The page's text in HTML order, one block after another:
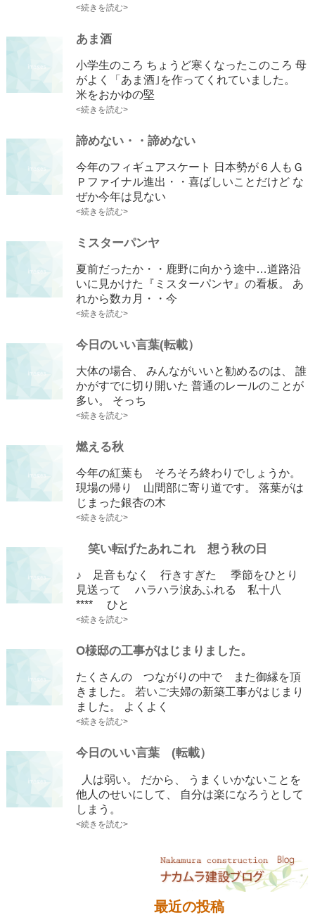
<続きを読む>
あま酒
小学生のころ ちょうど寒くなったこのころ 母
がよく「あま酒｣を作ってくれていました。
米をおかゆの堅
<続きを読む>
諦めない・・諦めない
今年のフィギュアスケート 日本勢が６人もＧ
Ｐファイナル進出・・喜ばしいことだけど な
ぜか今年は見ない
<続きを読む>
ミスターパンヤ
夏前だったか・・鹿野に向かう途中…道路沿
いに見かけた『ミスターパンヤ』の看板。 あ
れから数カ月・・今
<続きを読む>
今日のいい言葉(転載）
大体の場合、 みんながいいと勧めるのは、 誰
かがすでに切り開いた 普通のレールのことが
多い。 そっち
<続きを読む>
燃える秋
今年の紅葉も そろそろ終わりでしょうか。
現場の帰り 山間部に寄り道です。 落葉がは
じまった銀杏の木
<続きを読む>
笑い転げたあれこれ 想う秋の日
♪ 足音もなく 行きすぎた 季節をひとり
見送って ハラハラ涙あふれる 私十八
**** ひと
<続きを読む>
O様邸の工事がはじまりました。
たくさんの つながりの中で また御縁を頂
きました。 若いご夫婦の新築工事がはじまり
ました。 よくよく
<続きを読む>
今日のいい言葉 (転載）
人は弱い。 だから、 うまくいかないことを
他人のせいにして、 自分は楽になろうとして
しまう。
<続きを読む>
最近の投稿